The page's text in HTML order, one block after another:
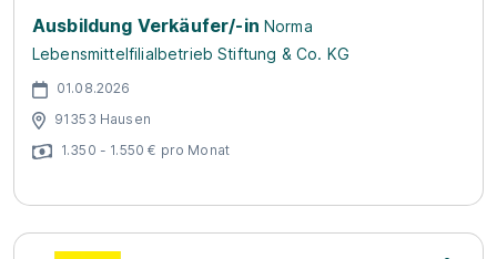
Ausbildung Verkäufer/-in Norma
Lebensmittelfilialbetrieb Stiftung & Co. KG
01.08.2026
91353 Hausen
1.350 - 1.550 € pro Monat